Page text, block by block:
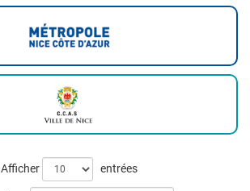
Afficher entrées